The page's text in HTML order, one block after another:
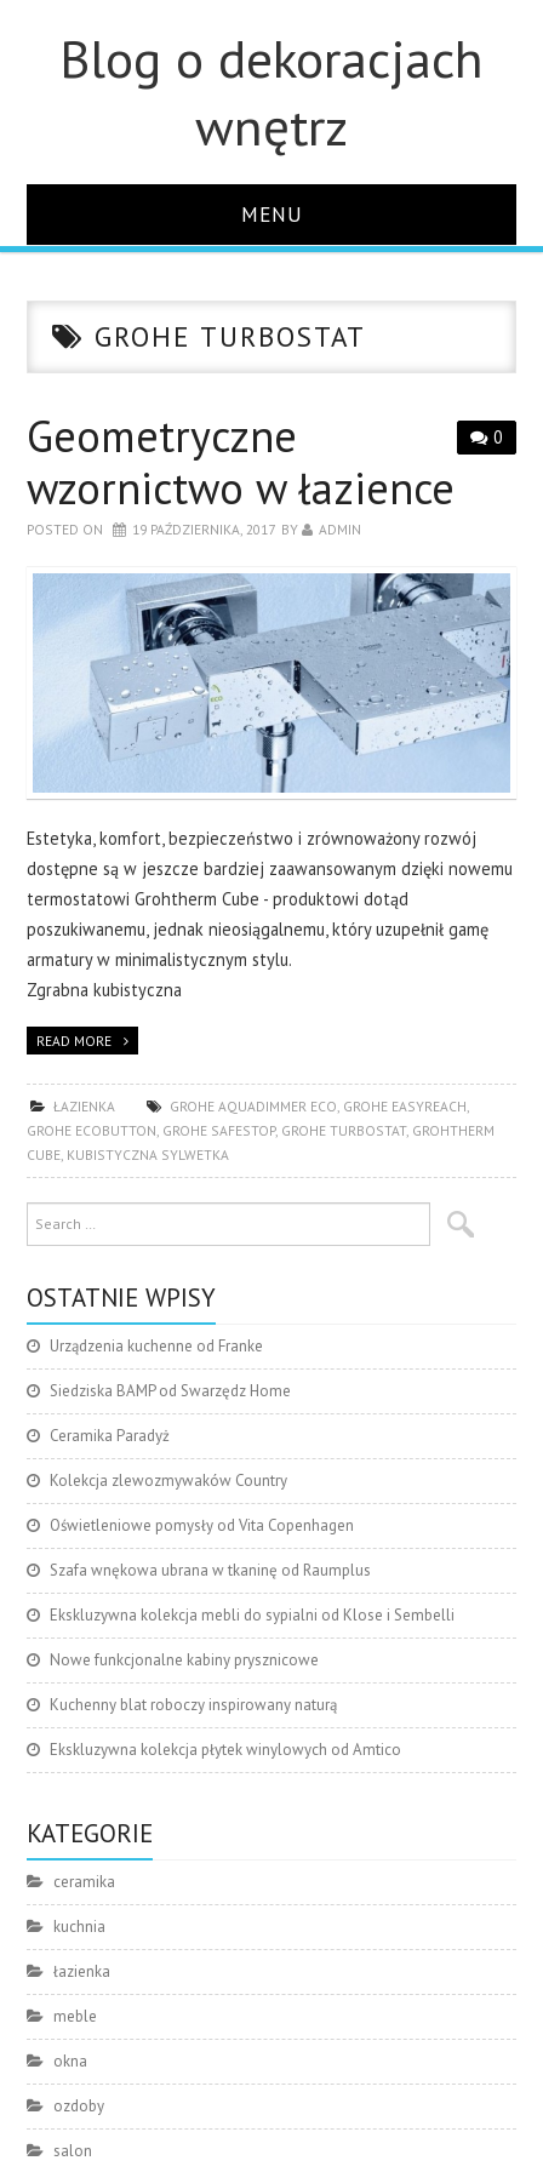
Blog o dekoracjach
wnętrz
MENU
ŁAZIENKA
KUCHNIA
OKNA
WYKOŃCZENIA
GROHE TURBOSTAT
0
Geometryczne
wzornictwo w łazience
POSTED ON 19 PAŹDZIERNIKA, 2017 BY ADMIN
Estetyka, komfort, bezpieczeństwo i zrównoważony rozwój
dostępne są w jeszcze bardziej zaawansowanym dzięki nowemu
termostatowi Grohtherm Cube - produktowi dotąd
poszukiwanemu, jednak nieosiągalnemu, który uzupełnił gamę
armatury w minimalistycznym stylu.
Zgrabna kubistyczna
READ MORE
ŁAZIENKA GROHE AQUADIMMER ECO, GROHE EASYREACH,
GROHE ECOBUTTON, GROHE SAFESTOP, GROHE TURBOSTAT, GROHTHERM
CUBE, KUBISTYCZNA SYLWETKA
OSTATNIE WPISY
Urządzenia kuchenne od Franke
Siedziska BAMP od Swarzędz Home
Ceramika Paradyż
Kolekcja zlewozmywaków Country
Oświetleniowe pomysły od Vita Copenhagen
Szafa wnękowa ubrana w tkaninę od Raumplus
Ekskluzywna kolekcja mebli do sypialni od Klose i Sembelli
Nowe funkcjonalne kabiny prysznicowe
Kuchenny blat roboczy inspirowany naturą
Ekskluzywna kolekcja płytek winylowych od Amtico
KATEGORIE
ceramika
kuchnia
łazienka
meble
okna
ozdoby
salon